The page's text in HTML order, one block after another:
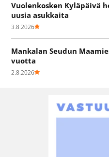
Vuolenkosken Kyläpäivä
uusia asukkaita
3.8.2026
Mankalan Seudun
vuotta
2.8.2026